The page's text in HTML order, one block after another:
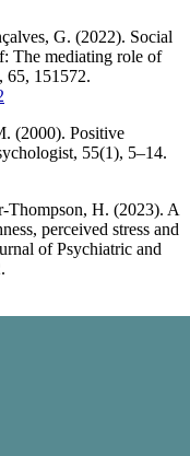
G. (2022). Social
The mediating role of
65, 151572.
(2000). Positive
55(1), 5–14.
H. (2023). A
perceived stress and
of Psychiatric and